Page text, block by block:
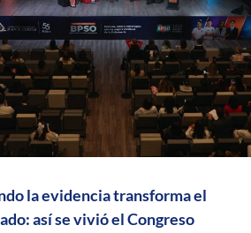
la evidencia transforma el
así se vivió el Congreso